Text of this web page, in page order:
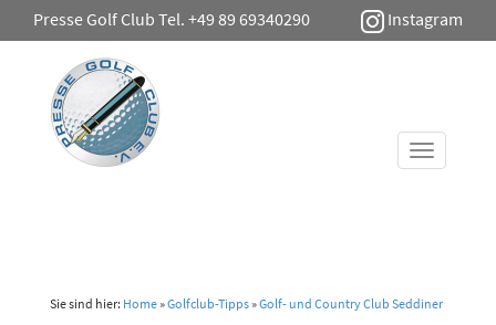
Presse Golf Club Tel. +49 89 69340290 Instagram
Toggle
Sie sind hier: Home»Golfclub-Tipps»Golf- und Country Club Seddiner